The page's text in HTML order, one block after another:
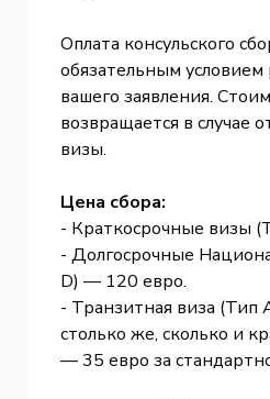
Оплата консульского
обязательным условием
вашего заявления.
возвращается в случае
визы.
Цена сбора:
- Краткосрочные визы
- Долгосрочные
D) — 120 евро.
- Транзитная виза (Тип
столько же, сколько и
— 35 евро за